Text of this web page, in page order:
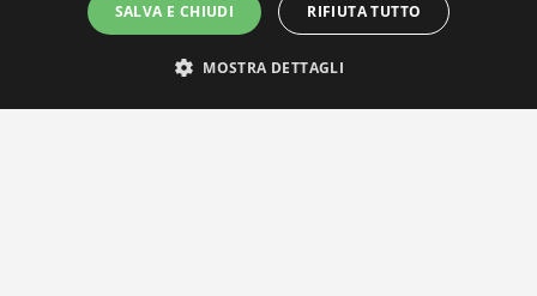
SALVA E CHIUDI RIFIUTA TUTTO
MOSTRA DETTAGLI